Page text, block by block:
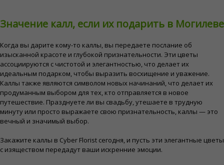
Значение калл, если их подарить в Могилеве
Когда вы дарите кому-то каллы, вы передаете послание об
изысканной красоте и глубокой признательности. Эти цветы
ассоциируются с чистотой и элегантностью, что делает их
идеальным подарком, чтобы выразить восхищение и уважение.
Каллы также являются символом новых начинаний, что делает их
продуманным выбором для тех, кто отправляется в новое
путешествие. Празднуете ли вы свадьбу, утешаете в трудную
минуту или просто выражаете свою признательность, каллы — это
вечный и значимый выбор.
Закажите каллы в Cyber ​​Florist сегодня, и пусть эти элегантные цветы
с изяществом передадут ваши искренние эмоции.